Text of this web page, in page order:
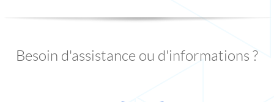
Besoin d'assistance ou d'informations ?